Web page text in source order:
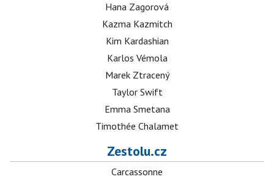
Hana Zagorová
Kazma Kazmitch
Kim Kardashian
Karlos Vémola
Marek Ztracený
Taylor Swift
Emma Smetana
Timothée Chalamet
Zestolu.cz
Carcassonne